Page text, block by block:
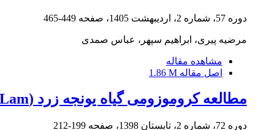
دوره 57، شماره 2، اردیبهشت 1405، صفحه 449-465
مرضیه پیری، ابراهیم سپهر، عباس صمدی
مشاهده مقاله
اصل مقاله 1.86 M
مطالعه کروموزومی گیاه یونجه زرد (Melilotus officinalis (L.) Lam.) تحت آلودگی معدن سرب و روی زه آباد قزوین
دوره 72، شماره 2، تابستان 1398، صفحه 199-212